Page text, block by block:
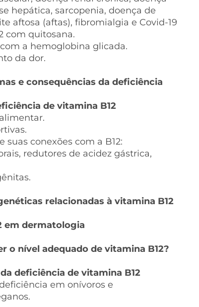
hepática, sarcopenia, doença de
aftosa (aftas), fibromialgia e Covid-19
com quitosana.
com a hemoglobina glicada.
da dor.
e consequências da deficiência
de vitamina B12
suas conexões com a B12:
redutores de acidez gástrica,
relacionadas à vitamina B12
em dermatologia
o nível adequado de vitamina B12?
deficiência de vitamina B12
em onívoros e